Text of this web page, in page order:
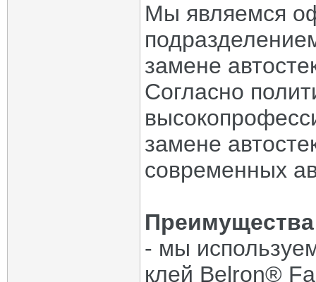
Мы являемся
замене
Согласно
замене
современных
- мы
клей Belron®